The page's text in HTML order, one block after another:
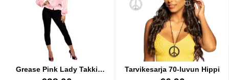
Grease Pink Lady Takki
Tarvikesarja 70-luvun Hippi